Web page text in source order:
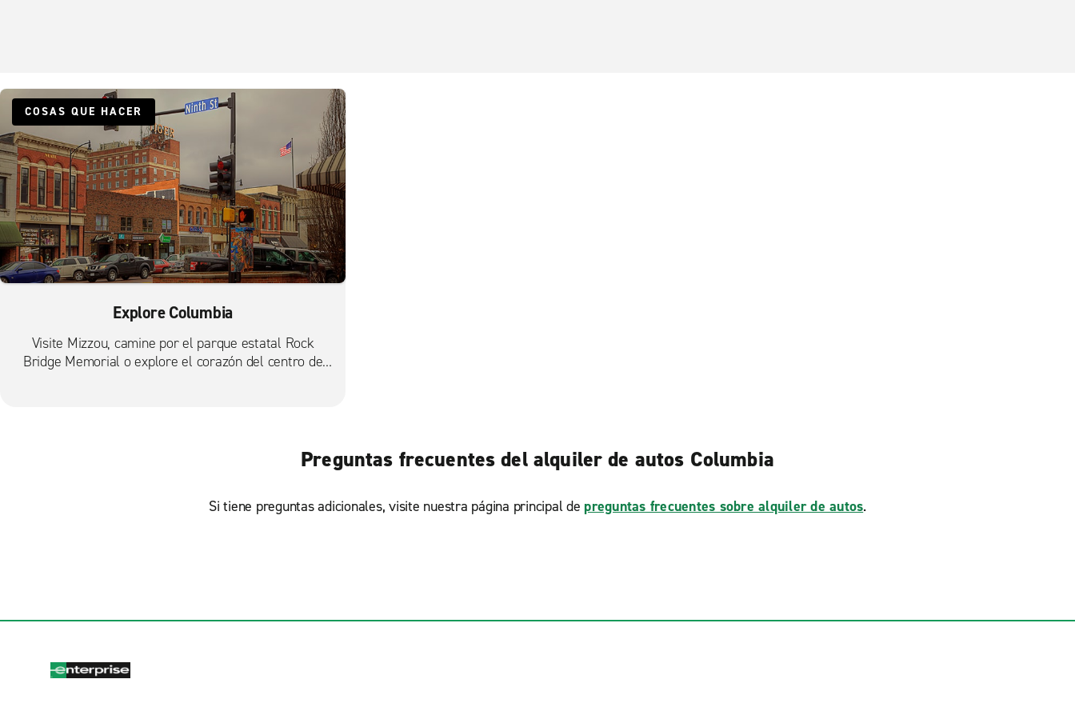
COSAS QUE HACER
Explore Columbia
Visite Mizzou, camine por el parque estatal Rock
Bridge Memorial o explore el corazón del centro de
Preguntas frecuentes del alquiler de autos Columbia
Si tiene preguntas adicionales, visite nuestra página principal de preguntas frecuentes sobre alquiler de autos.